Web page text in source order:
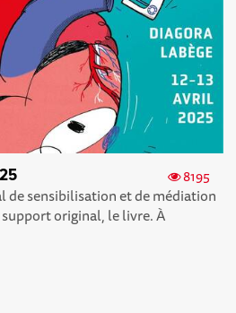
8195
de sensibilisation et de médiation
original, le livre. À